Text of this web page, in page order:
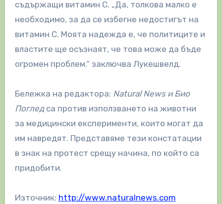
съдържащи витамин С. „Да, толкова малко е
необходимо, за да се избегне недостигът на
витамин C. Моята надежда е, че политиците и
властите ще осъзнаят, че това може да бъде
огромен проблем.“ заключва Лукешвелд.
Бележка на редактора: Natural News и Био
Погледса против използването на животни
за медицински експерименти, които могат да
им навредят. Представяме тези констатации
в знак на протест срещу начина, по който са
придобити.
Източник: http://www.naturalnews.com